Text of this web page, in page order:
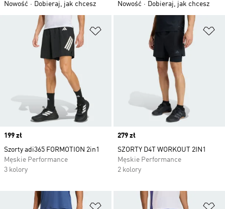
Nowość
Dobieraj, jak chcesz
Nowość
Dobieraj, jak chcesz
Dodaj do listy życzeń
Price
199 zł
Szorty adi365 FORMOTION 2in1
Męskie Performance
3 kolory
Price
279 zł
SZORTY D4T WORKOUT 2IN1
Męskie Performance
2 kolory
Dodaj do listy życzeń